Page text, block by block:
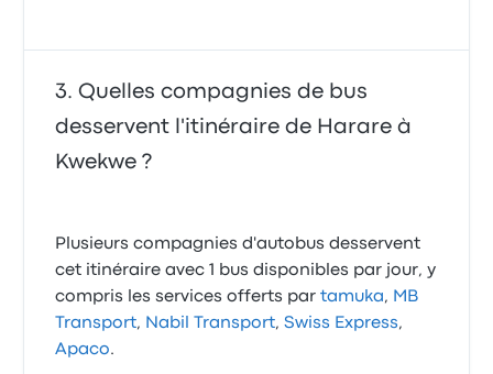
Quelles compagnies de bus
desservent l'itinéraire de Harare à
Kwekwe ?
Plusieurs compagnies d'autobus desservent
cet itinéraire avec 1 bus disponibles par jour, y
compris les services offerts partamuka, MB
Transport, Nabil Transport,Swiss Express,
Apaco.